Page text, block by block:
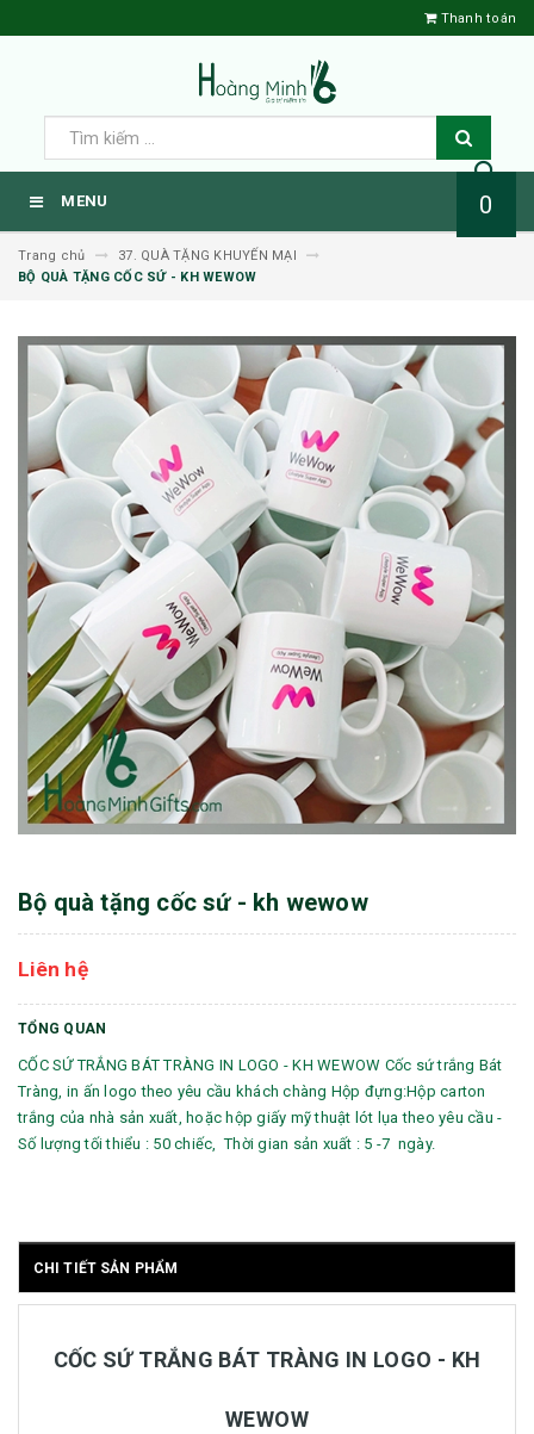
Thanh toán
MENU 0
Trang chủ
37. QUÀ TẶNG KHUYẾN MẠI
BỘ QUÀ TẶNG CỐC SỨ - KH WEWOW
Bộ quà tặng cốc sứ - kh wewow
Liên hệ
TỔNG QUAN
CỐC SỨ TRẮNG BÁT TRÀNG IN LOGO - KH WEWOW Cốc sứ trắng Bát
Tràng, in ấn logo theo yêu cầu khách chàng Hộp đựng:Hộp carton
trắng của nhà sản xuất, hoặc hộp giấy mỹ thuật lót lụa theo yêu cầu -
Số lượng tối thiểu : 50 chiếc, Thời gian sản xuất : 5 -7 ngày.
CHI TIẾT SẢN PHẨM
CỐC SỨ TRẮNG BÁT TRÀNG IN LOGO - KH
WEWOW